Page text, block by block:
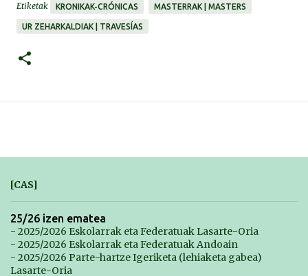
Etiketak KRONIKAK-CRÓNICAS MASTERRAK | MASTERS
UR ZEHARKALDIAK | TRAVESÍAS
[CAS]
25/26 izen ematea
- 2025/2026 Eskolarrak eta Federatuak Lasarte-Oria
- 2025/2026 Eskolarrak eta Federatuak Andoain
- 2025/2026 Parte-hartze Igeriketa (lehiaketa gabea)
Lasarte-Oria